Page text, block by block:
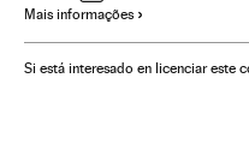
Centros penitenciários
América Latina Regime
Mais informações
Si está interesado en licenciar este